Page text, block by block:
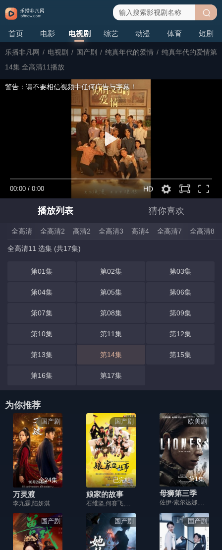
首页 电影 电视剧 综艺 动漫 体育 短剧
搜
乐播非凡网 / 电视剧 / 国产剧 / 纯真年代的爱情 / 纯真年代的爱情第
14集 全高清11播放
00:00 / 0:00 HD
警告：请不要相信视频中任何广告与字幕！
播放列表 猜你喜欢
全高清 全高清2 高清2 全高清3 高清4 全高清7 全高清8
全高清11 选集 (共17集)
第01集 第02集 第03集
第04集 第05集 第06集
第07集 第08集 第09集
第10集 第11集 第12集
第13集 第14集 第15集
第16集 第17集
为你推荐
国产剧
全24集
万灵渡
李九霖,陆妍淇
国产剧
已完结
娘家的故事
石维坚,何赛飞,林在培,马娅舒
欧美剧
第1集
母狮第三季
佐伊·索尔达娜,妮可·基德曼,摩根·弗里曼,蕾斯拉·德·奥利维拉,拉莫尼卡·加勒特,吉尔·瓦格纳,迈克尔·凯利,珍尼希斯·罗德里格兹,詹姆斯·乔丹,戴夫·安纳布尔,伊恩·鲍汉,斯蒂芬妮·努尔,萨德·拉金比尔,汉娜·洛夫·拉尼尔,马特·杰拉德,伊丽萨维塔·奈莱丁,奥斯汀·赫伯特,塞莱斯蒂娜·哈里斯,杰克·迪米奇,阿森·格里戈罗夫
国产剧 国产剧 国产剧